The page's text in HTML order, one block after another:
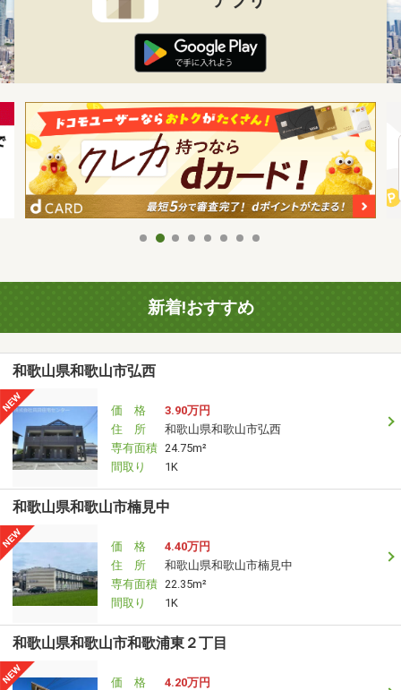
新着!おすすめ
和歌山県和歌山市弘西
価 格
3.90万円
住 所
和歌山県和歌山市弘西
専有面積 24.75m²
間取り
1K
和歌山県和歌山市楠見中
価 格
4.40万円
住 所
和歌山県和歌山市楠見中
専有面積 22.35m²
間取り
1K
和歌山県和歌山市和歌浦東２丁目
価 格
4.20万円